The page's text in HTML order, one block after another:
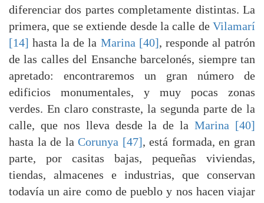
diferenciar dos partes completamente distintas. La
primera, que se extiende desde la calle de Vilamarí
[14] hasta la de la Marina [40], responde al patrón
de las calles del Ensanche barcelonés, siempre tan
apretado: encontraremos un gran número de
edificios monumentales, y muy pocas zonas
verdes. En claro constraste, la segunda parte de la
calle, que nos lleva desde la de laMarina [40]
hasta la de laCorunya [47], está formada, en gran
parte, por casitas bajas, pequeñas viviendas,
tiendas, almacenes e industrias, que conservan
todavía un aire como de pueblo y nos hacen viajar